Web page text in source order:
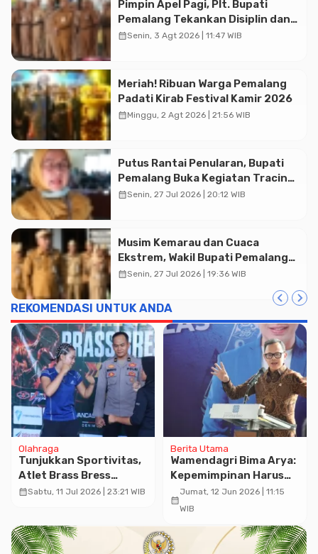
Advertisment
Pimpin Apel Pagi, Plt. Bupati
Pemalang Tekankan Disiplin dan
Soliditas ASN untuk Pelayanan
calendar_monthSenin, 3 Agt 2026 | 11:47 WIB
Meriah! Ribuan Warga Pemalang
Padati Kirab Festival Kamir 2026
calendar_monthMinggu, 2 Agt 2026 | 21:56 WIB
Putus Rantai Penularan, Bupati
Pemalang Buka Kegiatan Tracing
TBC Terintegrasi di Mulyoharjo
calendar_monthSenin, 27 Jul 2026 | 20:12 WIB
Musim Kemarau dan Cuaca
Ekstrem, Wakil Bupati Pemalang
Ingatkan ASN Waspada Bahaya
calendar_monthSenin, 27 Jul 2026 | 19:36 WIB
REKOMENDASI UNTUK ANDA
Olahraga
Tunjukkan Sportivitas,
Atlet Brass Bress
Boxing Gelar Tatap
calendar_monthSabtu, 11 Jul 2026 | 23:21 WIB
Berita Utama
Wamendagri Bima Arya:
Kepemimpinan Harus
Berlandaskan Nilai,
Mencicil Harapan, dan
Masyarakat
calendar_month
Jumat, 12 Jun 2026 | 11:15
WIB